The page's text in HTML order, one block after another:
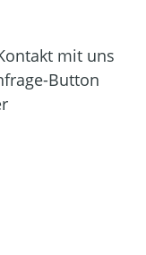
mit uns
Button